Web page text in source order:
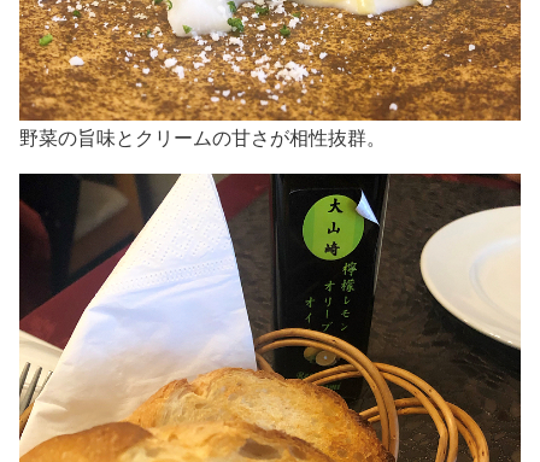
野菜の旨味とクリームの甘さが相性抜群。